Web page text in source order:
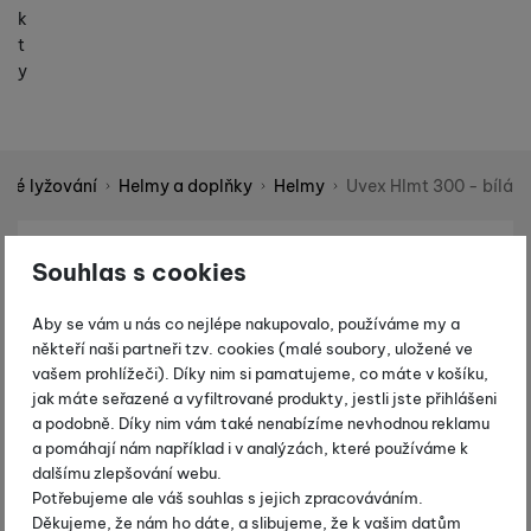
Souhlas s cookies
Aby se vám u nás co nejlépe nakupovalo, používáme my a
někteří naši partneři tzv. cookies (malé soubory, uložené ve
vašem prohlížeči). Díky nim si pamatujeme, co máte v košíku,
jak máte seřazené a vyfiltrované produkty, jestli jste přihlášeni
a podobně. Díky nim vám také nenabízíme nevhodnou reklamu
a pomáhají nám například i v analýzách, které používáme k
dalšímu zlepšování webu.
Potřebujeme ale váš souhlas s jejich zpracováváním.
Děkujeme, že nám ho dáte, a slibujeme, že k vašim datům
k
t
y
lyžování Helmy a doplňky Helmy Uvex Hlmt 300 - bílá
Fotografie